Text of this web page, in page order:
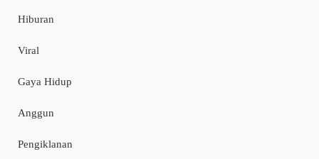
Hiburan
Viral
Gaya Hidup
Anggun
Pengiklanan